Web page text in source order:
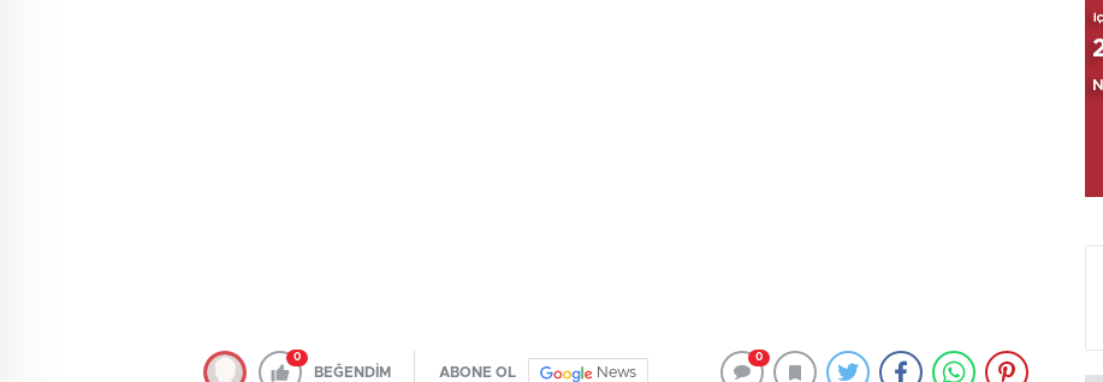
0
BEĞENDİM ABONE OL News
0